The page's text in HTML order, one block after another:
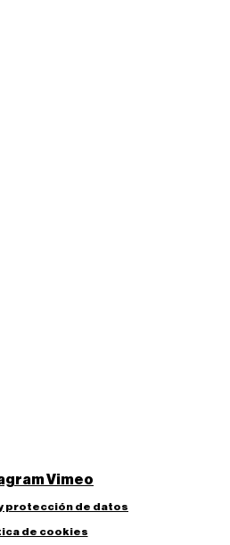
Vimeo
protección de datos
de cookies